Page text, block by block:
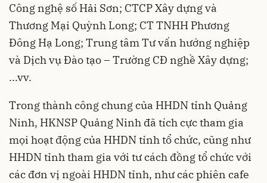
Công nghệ số Hải Sơn; CTCP Xây dựng và
Thương Mại Quỳnh Long; CT TNHH Phương
Đông Hạ Long; Trung tâm Tư vấn hướng nghiệp
và Dịch vụ Đào tạo – Trường CĐ nghề Xây dựng;
...vv.
Trong thành công chung của HHDN tỉnh Quảng
Ninh, HKNSP Quảng Ninh đã tích cực tham gia
mọi hoạt động của HHDN tỉnh tổ chức, cũng như
HHDN tỉnh tham gia với tư cách đồng tổ chức với
các đơn vị ngoài HHDN tỉnh, như các phiên cafe